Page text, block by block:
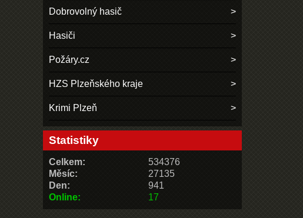
Dobrovolný hasič
Hasiči
Požáry.cz
HZS Plzeňského kraje
Krimi Plzeň
Statistiky
Online: 17
Celkem:
534376
Měsíc:
27135
Den:
941